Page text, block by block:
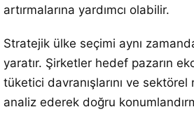
artırmalarına yardımcı olabilir.
Stratejik ülke seçimi aynı
yaratır. Şirketler hedef pazarın
tüketici davranışlarını ve sektörel
analiz ederek doğru